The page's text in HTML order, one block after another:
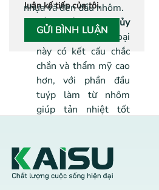
nhựa và đèn đầu nhôm.
Đèn Tuýp LED Thủy
Tinh Đầu Nhôm: Loại
này có kết cấu chắc
chắn và thẩm mỹ cao
hơn, với phần đầu
tuýp làm từ nhôm
giúp tản nhiệt tốt
bền cao mà còn duy
trì hiệu suất chiếu
sáng ổn định trong
luận kế tiếp của tôi.